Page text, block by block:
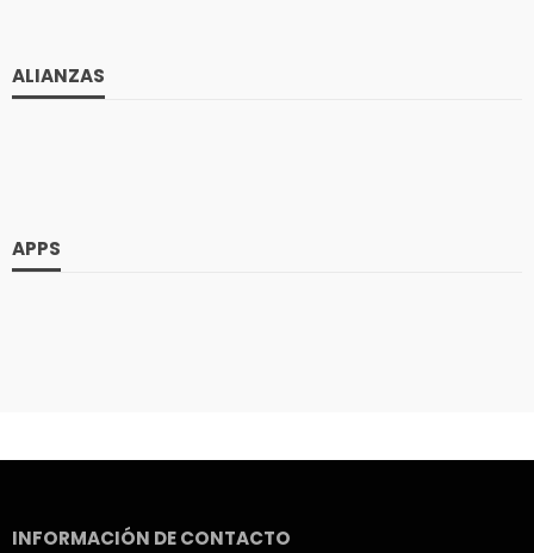
ALIANZAS
APPS
INFORMACIÓN DE CONTACTO